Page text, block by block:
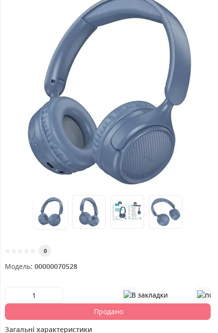
0
Модель: 00000070528
Продано
Загальні характеристики